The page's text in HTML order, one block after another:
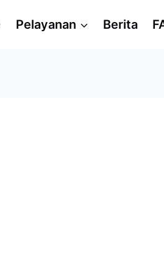
Pelayanan Berita